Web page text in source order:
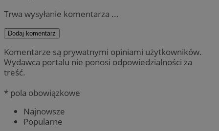
Trwa wysyłanie komentarza ...
Dodaj komentarz
Komentarze są prywatnymi opiniami użytkowników.
Wydawca portalu nie ponosi odpowiedzialności za
treść.
* pola obowiązkowe
Najnowsze
Popularne